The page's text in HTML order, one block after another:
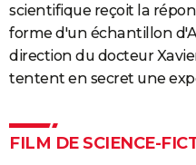
CARTE DE VOEUX
Carte de Noël
Carte Bonne année
Carte Saint-Valentin
Carte Pâques
Carte d'anniversaire
Dictionnaire
Biographies
Citations
Expressions
Proverbes
PROGRAMME TV
S'inscrire
Se connecter
Lycées
Collèges
Primaires
Universités
Entreprises
Service militaire
Avis de recherche
scientifique reçoit la
forme d'un échantillon
direction du docteur
tentent en secret une
FILM DE SCIENCE-